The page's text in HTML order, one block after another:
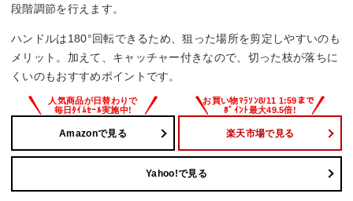
段階調節を行えます。
ハンドルは180°回転できるため、狙った場所を剪定しやすいのも
メリット。加えて、キャッチャー付きなので、切った枝が落ちに
くいのもおすすめポイントです。
Amazonで見る 楽天市場で見る
Yahoo!で見る